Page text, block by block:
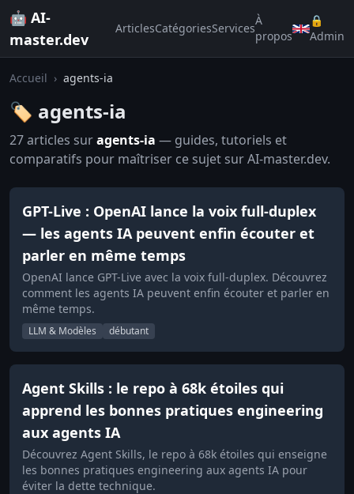
🤖 AI-
master.dev
ArticlesCatégoriesServices
À
propos
🔒
Admin
Accueil › agents-ia
🏷️ agents-ia
27 articles suragents-ia — guides, tutoriels et
comparatifs pour maîtriser ce sujet sur AI-master.dev.
GPT-Live : OpenAI lance la voix full-duplex
— les agents IA peuvent enfin écouter et
parler en même temps
OpenAI lance GPT-Live avec la voix full-duplex. Découvrez
comment les agents IA peuvent enfin écouter et parler en
même temps.
LLM & Modèles débutant
Agent Skills : le repo à 68k étoiles qui
apprend les bonnes pratiques engineering
aux agents IA
Découvrez Agent Skills, le repo à 68k étoiles qui enseigne
les bonnes pratiques engineering aux agents IA pour
éviter la dette technique.